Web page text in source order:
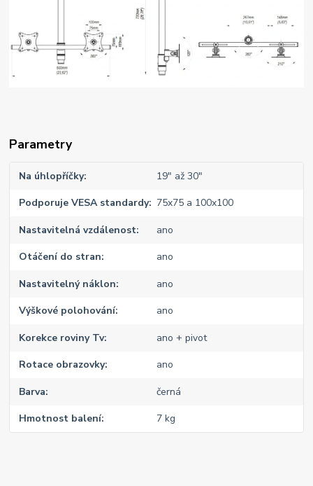
Parametry
Na úhlopříčky 19" až 30"
Podporuje VESA standardy 75x75 a 100x100
Nastavitelná vzdálenost ano
Otáčení do stran ano
Nastavitelný náklon ano
Výškové polohování ano
Korekce roviny Tv ano + pivot
Rotace obrazovky ano
Barva černá
Hmotnost balení 7 kg